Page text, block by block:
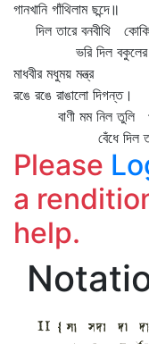
গানখানি গাঁথিলাম ছন্দে॥
দিল তারে বনবীথি
ভরি দিল বকুলের
মাধবীর মধুময় মন্ত্র
রঙে রঙে রাঙালো দিগন্ত।
বাণী মম নিল তুলি
বেঁধে দিল তব
Please
a
help.